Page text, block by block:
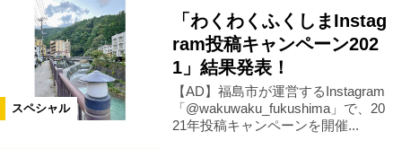
楢葉町 広野町 三春町
天栄村 玉川村 平田村
スペシャル
「わくわくふくしまInstag
ram投稿キャンペーン202
1」結果発表！
【AD】福島市が運営するInstagram
「@wakuwaku_fukushima」で、20
21年投稿キャンペーンを開催...